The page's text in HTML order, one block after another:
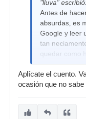
"lluva"
Antes de
absurdas, es
Google y leer
tan
quedar como
formación
Corramos un
Aplícate el cuento.
ocasión que no